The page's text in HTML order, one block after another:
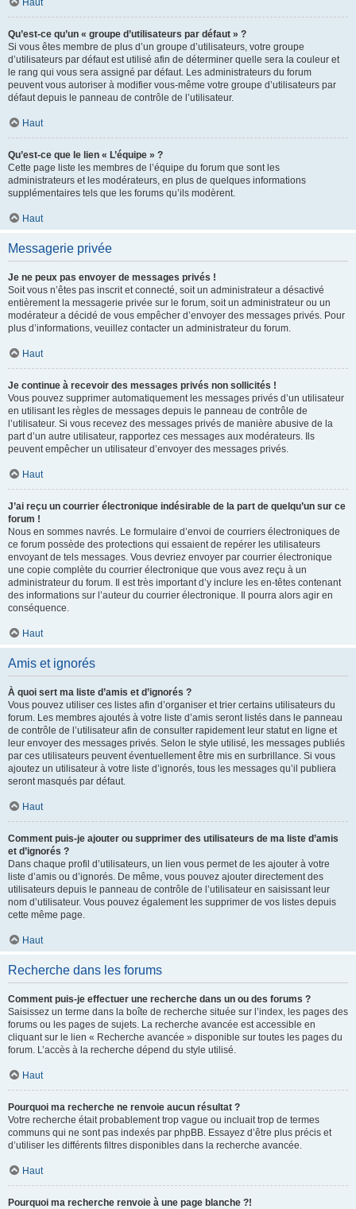
Haut
Qu’est-ce qu’un « groupe d’utilisateurs par défaut » ?
Si vous êtes membre de plus d’un groupe d’utilisateurs, votre groupe
d’utilisateurs par défaut est utilisé afin de déterminer quelle sera la couleur et
le rang qui vous sera assigné par défaut. Les administrateurs du forum
peuvent vous autoriser à modifier vous-même votre groupe d’utilisateurs par
défaut depuis le panneau de contrôle de l’utilisateur.
Haut
Qu’est-ce que le lien « L’équipe » ?
Cette page liste les membres de l’équipe du forum que sont les
administrateurs et les modérateurs, en plus de quelques informations
supplémentaires tels que les forums qu’ils modèrent.
Haut
Messagerie privée
Je ne peux pas envoyer de messages privés !
Soit vous n’êtes pas inscrit et connecté, soit un administrateur a désactivé
entièrement la messagerie privée sur le forum, soit un administrateur ou un
modérateur a décidé de vous empêcher d’envoyer des messages privés. Pour
plus d’informations, veuillez contacter un administrateur du forum.
Haut
Je continue à recevoir des messages privés non sollicités !
Vous pouvez supprimer automatiquement les messages privés d’un utilisateur
en utilisant les règles de messages depuis le panneau de contrôle de
l’utilisateur. Si vous recevez des messages privés de manière abusive de la
part d’un autre utilisateur, rapportez ces messages aux modérateurs. Ils
peuvent empêcher un utilisateur d’envoyer des messages privés.
Haut
J’ai reçu un courrier électronique indésirable de la part de quelqu’un sur ce
forum !
Nous en sommes navrés. Le formulaire d’envoi de courriers électroniques de
ce forum possède des protections qui essaient de repérer les utilisateurs
envoyant de tels messages. Vous devriez envoyer par courrier électronique
une copie complète du courrier électronique que vous avez reçu à un
administrateur du forum. Il est très important d’y inclure les en-têtes contenant
des informations sur l’auteur du courrier électronique. Il pourra alors agir en
conséquence.
Haut
Amis et ignorés
À quoi sert ma liste d’amis et d’ignorés ?
Vous pouvez utiliser ces listes afin d’organiser et trier certains utilisateurs du
forum. Les membres ajoutés à votre liste d’amis seront listés dans le panneau
de contrôle de l’utilisateur afin de consulter rapidement leur statut en ligne et
leur envoyer des messages privés. Selon le style utilisé, les messages publiés
par ces utilisateurs peuvent éventuellement être mis en surbrillance. Si vous
ajoutez un utilisateur à votre liste d’ignorés, tous les messages qu’il publiera
seront masqués par défaut.
Haut
Comment puis-je ajouter ou supprimer des utilisateurs de ma liste d’amis
et d’ignorés ?
Dans chaque profil d’utilisateurs, un lien vous permet de les ajouter à votre
liste d’amis ou d’ignorés. De même, vous pouvez ajouter directement des
utilisateurs depuis le panneau de contrôle de l’utilisateur en saisissant leur
nom d’utilisateur. Vous pouvez également les supprimer de vos listes depuis
cette même page.
Haut
Recherche dans les forums
Comment puis-je effectuer une recherche dans un ou des forums ?
Saisissez un terme dans la boîte de recherche située sur l’index, les pages des
forums ou les pages de sujets. La recherche avancée est accessible en
cliquant sur le lien « Recherche avancée » disponible sur toutes les pages du
forum. L’accès à la recherche dépend du style utilisé.
Haut
Pourquoi ma recherche ne renvoie aucun résultat ?
Votre recherche était probablement trop vague ou incluait trop de termes
communs qui ne sont pas indexés par phpBB. Essayez d’être plus précis et
d’utiliser les différents filtres disponibles dans la recherche avancée.
Haut
Pourquoi ma recherche renvoie à une page blanche ?!